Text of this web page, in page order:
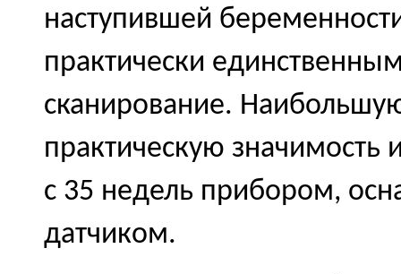
наступившей
практически
сканирование.
практическую
с 35 недель прибором,
датчиком.